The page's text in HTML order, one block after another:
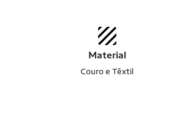
Material
Couro e Têxtil